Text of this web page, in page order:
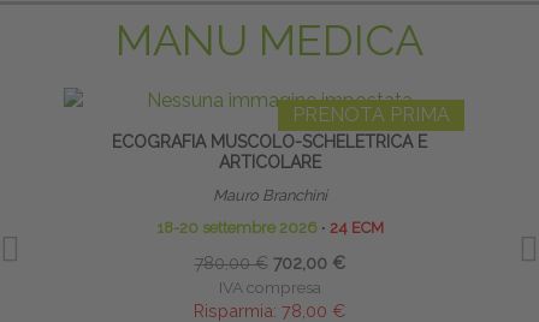
MANU MEDICA
PRENOTA PRIMA
ECOGRAFIA MUSCOLO-SCHELETRICA E
ARTICOLARE
Mauro Branchini
18-20 settembre 2026 ∙ 24 ECM
780,00 € 702,00 €
IVA compresa
Risparmia: 78,00 €